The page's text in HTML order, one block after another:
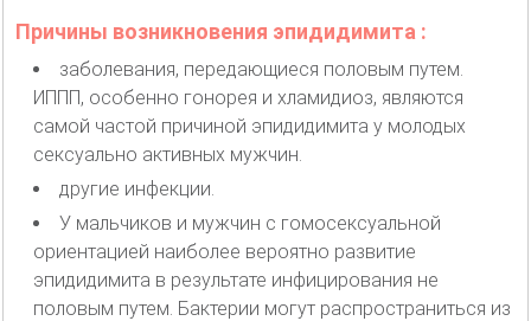
Причины возникновения эпидидимита :
заболевания, передающиеся половым путем.
ИППП, особенно гонорея и хламидиоз, являются
самой частой причиной эпидидимита у молодых
сексуально активных мужчин.
другие инфекции.
У мальчиков и мужчин с гомосексуальной
ориентацией наиболее вероятно развитие
эпидидимита в результате инфицирования не
половым путем. Бактерии могут распространиться из